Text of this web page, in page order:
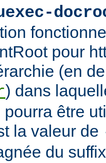
pour
(en
) dans
être
la valeur de
du